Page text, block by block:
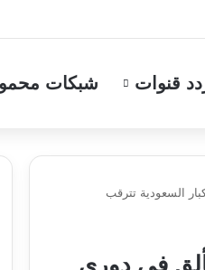
قنوات شبكات
السعودية تترقب
في دوري